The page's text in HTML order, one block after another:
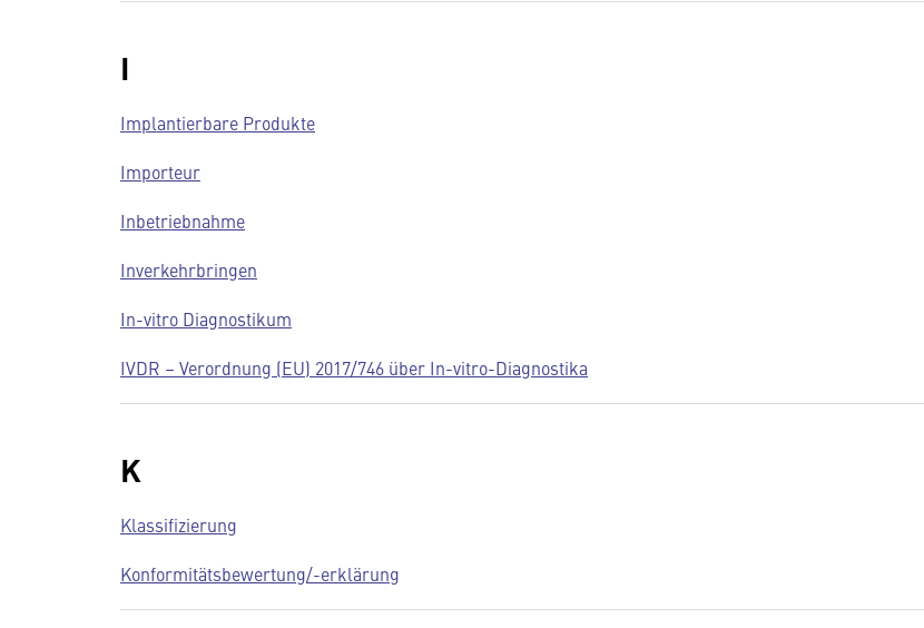
I
Implantierbare Produkte
Importeur
Inbetriebnahme
Inverkehrbringen
In-vitro Diagnostikum
IVDR – Verordnung (EU) 2017/746 über In-vitro-Diagnostika
K
Klassifizierung
Konformitätsbewertung/-erklärung